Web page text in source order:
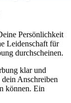
Persönlichkeit
Leidenschaft für
durchscheinen.
klar und
Anschreiben
können. Ein